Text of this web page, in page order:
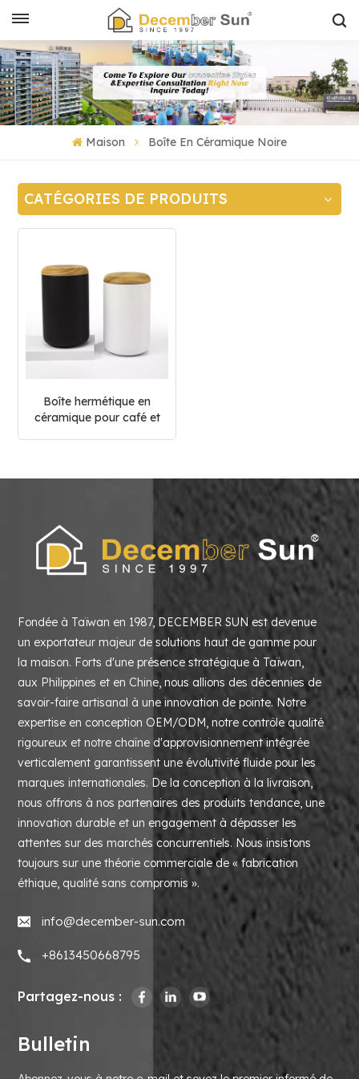
Maison Boîte En Céramique Noire
CATÉGORIES DE PRODUITS
Boîte hermétique en
céramique pour café et
Fondée à Taïwan en 1987, DECEMBER SUN est devenue
un exportateur majeur de solutions haut de gamme pour
la maison. Forts d'une présence stratégique à Taïwan,
aux Philippines et en Chine, nous allions des décennies de
savoir-faire artisanal à une innovation de pointe. Notre
expertise en conception OEM/ODM, notre contrôle qualité
rigoureux et notre chaîne d'approvisionnement intégrée
verticalement garantissent une évolutivité fluide pour les
marques internationales. De la conception à la livraison,
nous offrons à nos partenaires des produits tendance, une
innovation durable et un engagement à dépasser les
attentes sur des marchés concurrentiels. Nous insistons
toujours sur une théorie commerciale de « fabrication
éthique, qualité sans compromis ».
info@december-sun.com
+8613450668795
Partagez-nous :
Bulletin